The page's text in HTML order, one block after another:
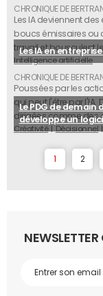
Les IA en
Les IA deviennent
boucs émissaires ou
travail et bousculent
Intelligence artificielle
Le PDG de
développe un
Poussées par les
qui peut l'être par l'IA.
dirigées comme des
Créativité
Décisionnel
2